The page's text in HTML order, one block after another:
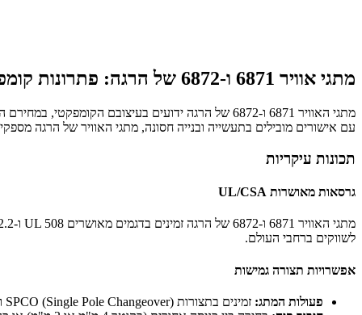
מתגי אוויר 6871 ו-6872 של הרגה: פתרונות קומפקטיים, אמינים ורב-תכליתיים ליישומי OEM
עם אישורים מובילים בתעשייה ובנייה חסונה, מתגי האוויר של הרגה
תכונות עיקריות
גרסאות מאושרות UL/CSA
לשווקים ברחבי העולם.
אפשרויות תצורה גמישות
פעולות המתג: זמינים בתצורות SPCO (Single Pole Changeover) ו-DPCO (Double Pole Changeover), עם אפשרויות רגעיות וקבועות.